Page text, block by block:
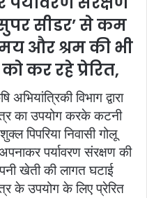
सीडर’ से कम
और श्रम की भी
कर रहे प्रेरित,
अभियांत्रिकी विभाग द्वारा
का उपयोग करके कटनी
पिपरिया निवासी गोलू
पर्यावरण संरक्षण की
खेती की लागत घटाई
के उपयोग के लिए प्रेरित